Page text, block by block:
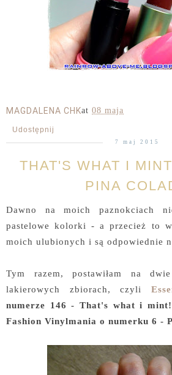
MAGDALENA CHKat 08 maja
Udostępnij
7 maj 2015
THAT'S WHAT I
PINA
Dawno na moich paznokciach
pastelowe kolorki - a przecież to
moich ulubionych i są odpowiednie
Tym razem, postawiłam na
lakierowych zbiorach, czyli
numerze 146 - That's what i mint!
Fashion Vinylmania o numerku 6 -